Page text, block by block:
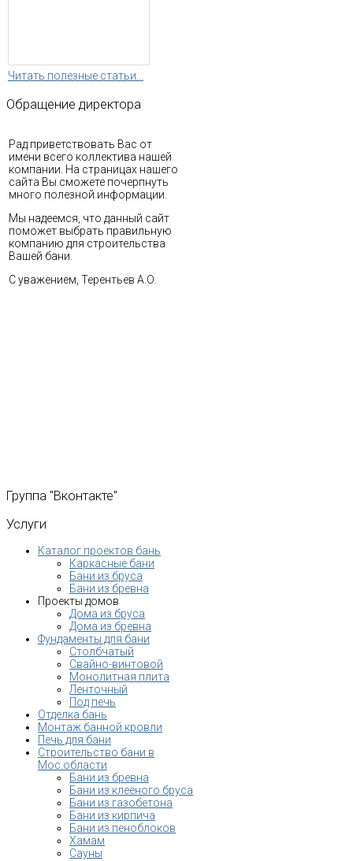
Читать полезные статьи...
Обращение директора
Рад приветствовать Вас от
имени всего коллектива нашей
компании. На страницах нашего
сайта Вы сможете почерпнуть
много полезной информации.
Мы надеемся, что данный сайт
поможет выбрать правильную
компанию для строительства
Вашей бани.
С уважением, Терентьев А.О.
Группа "Вконтакте"
Услуги
Каталог проектов бань
Каркасные бани
Бани из бруса
Бани из бревна
Проекты домов
Дома из бруса
Дома из бревна
Фундаменты для бани
Столбчатый
Свайно-винтовой
Монолитная плита
Ленточный
Под печь
Отделка бань
Монтаж банной кровли
Печь для бани
Строительство бани в
Мос.области
Бани из бревна
Бани из клееного бруса
Бани из газобетона
Бани из кирпича
Бани из пеноблоков
Хамам
Сауны